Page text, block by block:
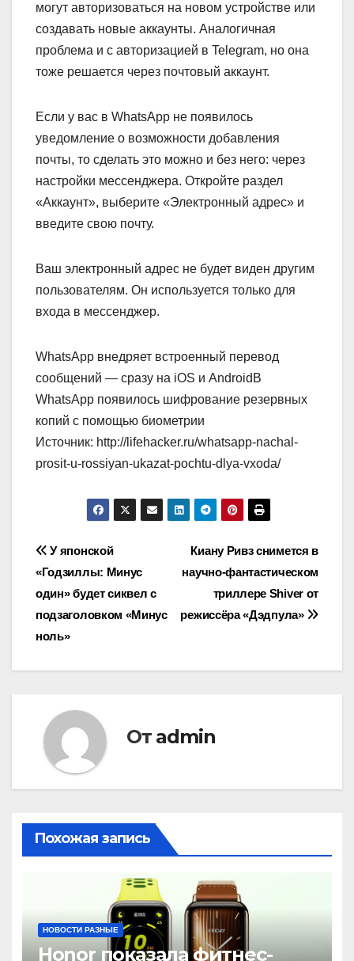
могут авторизоваться на новом устройстве или
создавать новые аккаунты. Аналогичная
проблема и с авторизацией в Telegram, но она
тоже решается через почтовый аккаунт.
Если у вас в WhatsApp не появилось
уведомление о возможности добавления
почты, то сделать это можно и без него: через
настройки мессенджера. Откройте раздел
«Аккаунт», выберите «Электронный адрес» и
введите свою почту.
Ваш электронный адрес не будет виден другим
пользователям. Он используется только для
входа в мессенджер.
WhatsApp внедряет встроенный перевод
сообщений — сразу на iOS и AndroidВ
WhatsApp появилось шифрование резервных
копий с помощью биометрии
Источник: http://lifehacker.ru/whatsapp-nachal-
prosit-u-rossiyan-ukazat-pochtu-dlya-vxoda/
Навигация
по
записям
Киану Ривз снимется в
научно-фантастическом
триллере Shiver от
режиссёра «Дэдпула»
У японской
«Годзиллы: Минус
один» будет сиквел с
подзаголовком «Минус
ноль»
От admin
Похожая запись
НОВОСТИ РАЗНЫЕ
Honor показала фитнес-